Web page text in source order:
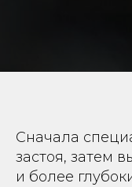
Сначала
застоя, затем
и более